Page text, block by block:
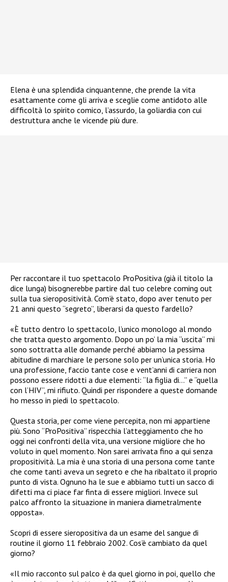
Elena è una splendida cinquantenne, che prende la vita
esattamente come gli arriva e sceglie come antidoto alle
difficoltà lo spirito comico, l’assurdo, la goliardia con cui
destruttura anche le vicende più dure.
Per raccontare il tuo spettacolo ProPositiva (già il titolo la
dice lunga) bisognerebbe partire dal tuo celebre coming out
sulla tua sieropositività. Com’è stato, dopo aver tenuto per
21 anni questo “segreto”, liberarsi da questo fardello?
«È tutto dentro lo spettacolo, l’unico monologo al mondo
che tratta questo argomento. Dopo un po’ la mia “uscita” mi
sono sottratta alle domande perché abbiamo la pessima
abitudine di marchiare le persone solo per un’unica storia. Ho
una professione, faccio tante cose e vent’anni di carriera non
possono essere ridotti a due elementi: “la figlia di…” e “quella
con l’HIV”, mi rifiuto. Quindi per rispondere a queste domande
ho messo in piedi lo spettacolo.
Questa storia, per come viene percepita, non mi appartiene
più. Sono “ProPositiva” rispecchia l’atteggiamento che ho
oggi nei confronti della vita, una versione migliore che ho
voluto in quel momento. Non sarei arrivata fino a qui senza
propositività. La mia è una storia di una persona come tante
che come tanti aveva un segreto e che ha ribaltato il proprio
punto di vista. Ognuno ha le sue e abbiamo tutti un sacco di
difetti ma ci piace far finta di essere migliori. Invece sul
palco affronto la situazione in maniera diametralmente
opposta».
Scopri di essere sieropositiva da un esame del sangue di
routine il giorno 11 febbraio 2002. Cos’è cambiato da quel
giorno?
«Il mio racconto sul palco è da quel giorno in poi, quello che